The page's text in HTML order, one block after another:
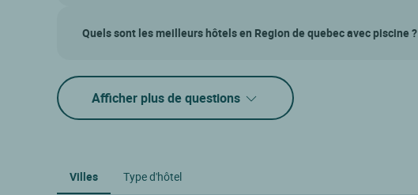
Quels sont les meilleurs hôtels en Region de quebec avec piscine ?
Afficher plus de questions
Villes Type d'hôtel